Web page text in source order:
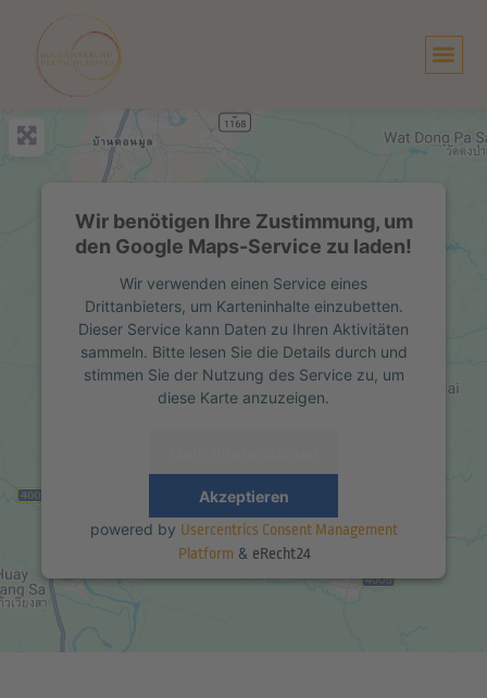
Inhalt
springen
Wir benötigen Ihre Zustimmung, um
den Google Maps-Service zu laden!
Wir verwenden einen Service eines
Drittanbieters, um Karteninhalte einzubetten.
Dieser Service kann Daten zu Ihren Aktivitäten
sammeln. Bitte lesen Sie die Details durch und
stimmen Sie der Nutzung des Service zu, um
diese Karte anzuzeigen.
Akzeptieren
powered by Usercentrics Consent Management
Platform& eRecht24